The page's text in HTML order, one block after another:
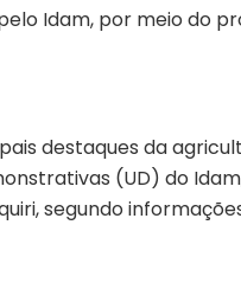
Idam, por meio do
destaques da
(UD) do
segundo